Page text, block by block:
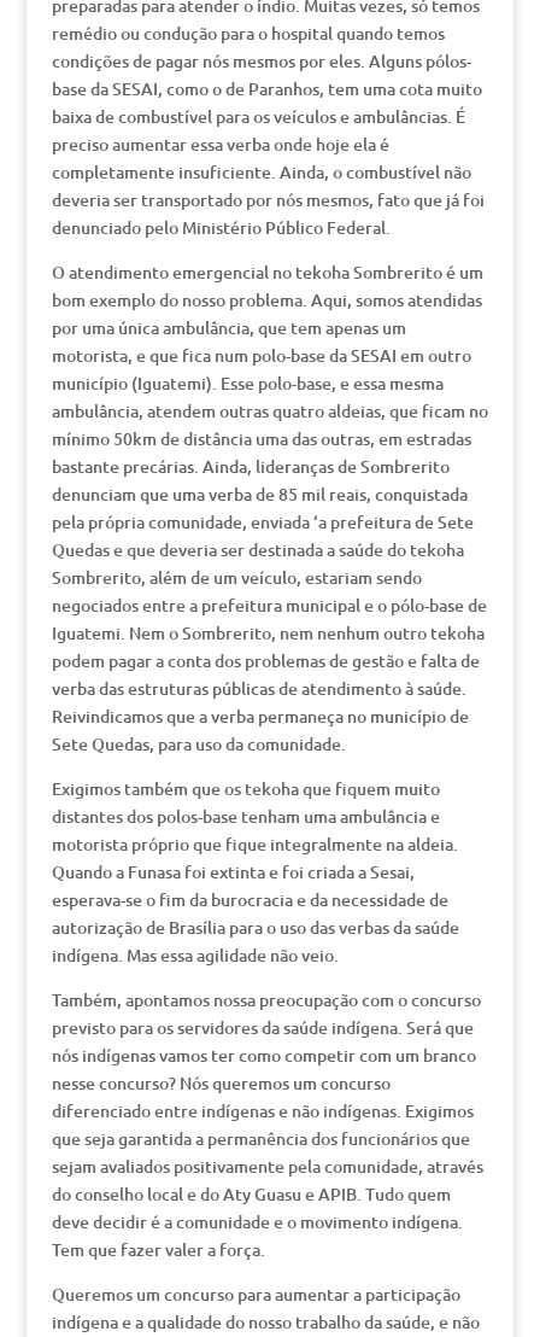
preparadas para atender o índio. Muitas vezes, só temos
remédio ou condução para o hospital quando temos
condições de pagar nós mesmos por eles. Alguns pólos-
base da SESAI, como o de Paranhos, tem uma cota muito
baixa de combustível para os veículos e ambulâncias. É
preciso aumentar essa verba onde hoje ela é
completamente insuficiente. Ainda, o combustível não
deveria ser transportado por nós mesmos, fato que já foi
denunciado pelo Ministério Público Federal.
O atendimento emergencial no tekoha Sombrerito é um
bom exemplo do nosso problema. Aqui, somos atendidas
por uma única ambulância, que tem apenas um
motorista, e que fica num polo-base da SESAI em outro
município (Iguatemi). Esse polo-base, e essa mesma
ambulância, atendem outras quatro aldeias, que ficam no
mínimo 50km de distância uma das outras, em estradas
bastante precárias. Ainda, lideranças de Sombrerito
denunciam que uma verba de 85 mil reais, conquistada
pela própria comunidade, enviada ‘a prefeitura de Sete
Quedas e que deveria ser destinada a saúde do tekoha
Sombrerito, além de um veículo, estariam sendo
negociados entre a prefeitura municipal e o pólo-base de
Iguatemi. Nem o Sombrerito, nem nenhum outro tekoha
podem pagar a conta dos problemas de gestão e falta de
verba das estruturas públicas de atendimento à saúde.
Reivindicamos que a verba permaneça no município de
Sete Quedas, para uso da comunidade.
Exigimos também que os tekoha que fiquem muito
distantes dos polos-base tenham uma ambulância e
motorista próprio que fique integralmente na aldeia.
Quando a Funasa foi extinta e foi criada a Sesai,
esperava-se o fim da burocracia e da necessidade de
autorização de Brasília para o uso das verbas da saúde
indígena. Mas essa agilidade não veio.
Também, apontamos nossa preocupação com o concurso
previsto para os servidores da saúde indígena. Será que
nós indígenas vamos ter como competir com um branco
nesse concurso? Nós queremos um concurso
diferenciado entre indígenas e não indígenas. Exigimos
que seja garantida a permanência dos funcionários que
sejam avaliados positivamente pela comunidade, através
do conselho local e do Aty Guasu e APIB. Tudo quem
deve decidir é a comunidade e o movimento indígena.
Tem que fazer valer a força.
Queremos um concurso para aumentar a participação
indígena e a qualidade do nosso trabalho da saúde, e não